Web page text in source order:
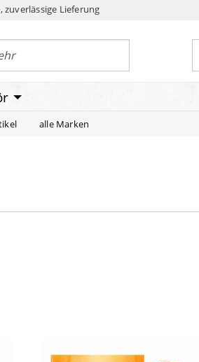
zuverlässige Lieferung
alle Marken